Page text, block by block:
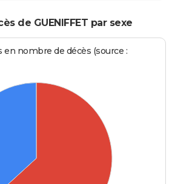
de GUENIFFET par sexe
nombre de décès (source :